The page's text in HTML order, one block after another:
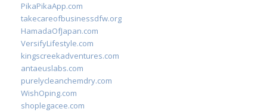
PikaPikaApp.com
takecareofbusinessdfw.org
HamadaOfJapan.com
VersifyLifestyle.com
kingscreekadventures.com
antaeuslabs.com
purelycleanchemdry.com
WishOping.com
shoplegacee.com